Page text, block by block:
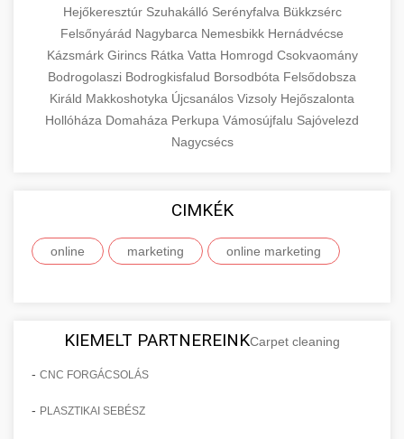
Hejőkeresztúr Szuhakálló Serényfalva Bükkzsérc
Felsőnyárád Nagybarca Nemesbikk Hernádvécse
Kázsmárk Girincs Rátka Vatta Homrogd Csokvaomány
Bodrogolaszi Bodrogkisfalud Borsodbóta Felsődobsza
Királd Makkoshotyka Újcsanálos Vizsoly Hejőszalonta
Hollóháza Domaháza Perkupa Vámosújfalu Sajóvelezd
Nagycsécs
CIMKÉK
online marketing online marketing
KIEMELT PARTNEREINKCarpet cleaning
- CNC FORGÁCSOLÁS
- PLASZTIKAI SEBÉSZ